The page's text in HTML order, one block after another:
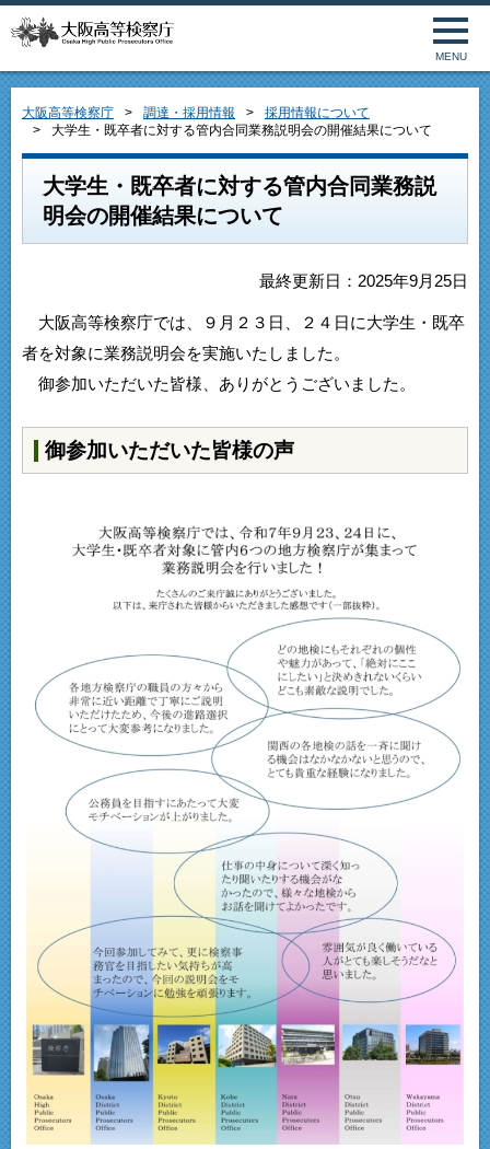
MENU
大阪高等検察庁 調達・採用情報
採用情報について
大学生・既卒者に対する管内合同業務説明会の開催結果について
大学生・既卒者に対する管内合同業務説
明会の開催結果について
最終更新日：2025年9月25日
大阪高等検察庁では、９月２３日、２４日に大学生・既卒
者を対象に業務説明会を実施いたしました。
御参加いただいた皆様、ありがとうございました。
御参加いただいた皆様の声